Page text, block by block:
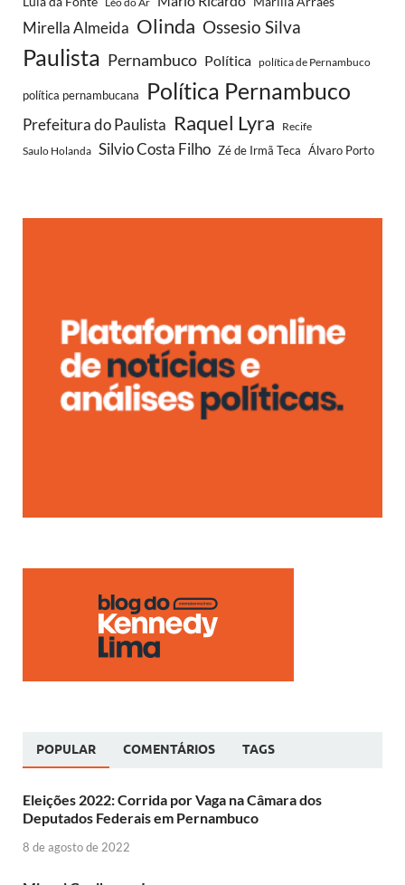
Mirella Almeida Olinda Ossesio Silva
Paulista Pernambuco Política política de Pernambuco
política pernambucana Política Pernambuco
Prefeitura do Paulista Raquel Lyra
Recife
Saulo Holanda Silvio Costa Filho Zé de Irmã Teca Álvaro Porto
POPULAR COMENTÁRIOS TAGS
Eleições 2022: Corrida por Vaga na Câmara dos
Deputados Federais em Pernambuco
8 de agosto de 2022